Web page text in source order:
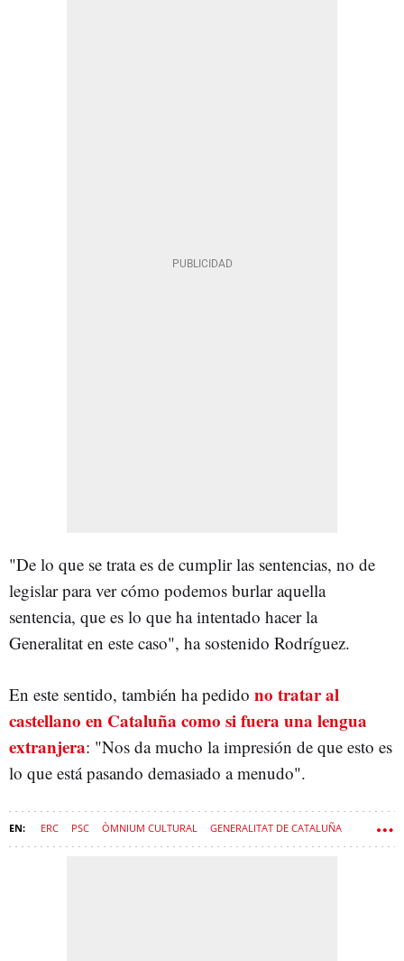
"De lo que se trata es de cumplir las sentencias, no de
legislar para ver cómo podemos burlar aquella
sentencia, que es lo que ha intentado hacer la
Generalitat en este caso", ha sostenido Rodríguez.
En este sentido, también ha pedido no tratar al
castellano en Cataluña como si fuera una lengua
extranjera: "Nos da mucho la impresión de que esto es
lo que está pasando demasiado a menudo".
ERC PSC ÒMNIUM CULTURAL GENERALITAT DE CATALUÑA